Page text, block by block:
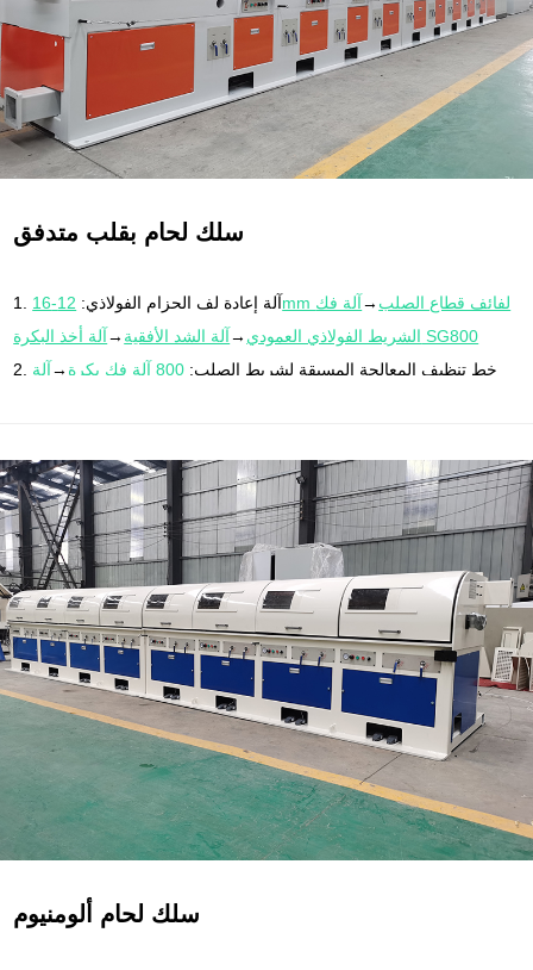
سلك لحام بقلب متدفق
1. آلة إعادة لف الحزام الفولاذي: 12-16mm لفائف قطاع الصلب →آلة فك
الشريط الفولاذي العمودي →آلة الشد الأفقية →
آلة أخذ البكرة SG800
2. خط تنظيف المعالجة المسبقة لشريط الصلب: 800 آلة فك بكرة →آلة
3. آلة تشكيل أسلاك اللحام بقلب متدفق (مطحنة درفلة بحزام فولاذي
على شكل U) + وحدة سحب تقريبي:وحدة تشكيل أسلاك اللحام ذات قلب
التدفق Cx8160→
آلة سحب الأسلاك المستقيمة 5006 →
800 آلة سحب
البكرة
4. وحدة الرسم الدقيق للسلك بقلب متدفق: آلة سداد 800 بكرة →
400-10
آلة سحب الأسلاك المستقيمة→إطار شد الرفع→آلة تلميع ميكانيكية→آلة
سحب الأسلاك الجاهزة SG800
5.آلة لف طبقة أسلاك اللحام:
800 طبقة لف وآلة الدفع (متوسط 1.0 /
متوسط 1.58 مم)
→آلية الشد → طبقة أسلاك اللحام المحمية بالغاز
CRZ2500 حول المضيف →المنتج النهائي (15 ~ 20 كجم / لفة)
سلك لحام ألومنيوم